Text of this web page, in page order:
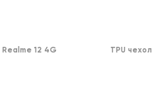
Realme 12 4G TPU чехол